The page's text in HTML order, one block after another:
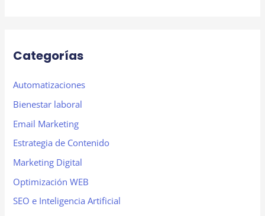
Categorías
Automatizaciones
Bienestar laboral
Email Marketing
Estrategia de Contenido
Marketing Digital
Optimización WEB
SEO e Inteligencia Artificial